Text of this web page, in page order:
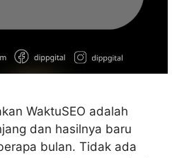
WaktuSEO adalah
dan hasilnya baru
bulan. Tidak ada